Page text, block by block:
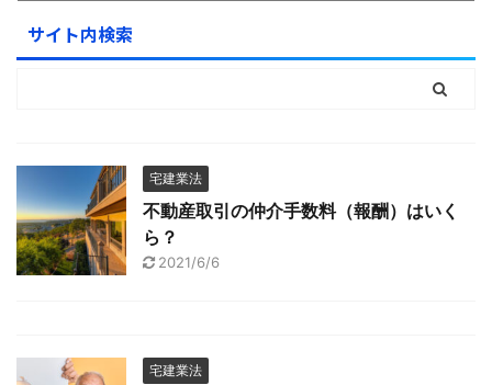
サイト内検索
宅建業法
不動産取引の仲介手数料（報酬）はいく
ら？
2021/6/6
宅建業法